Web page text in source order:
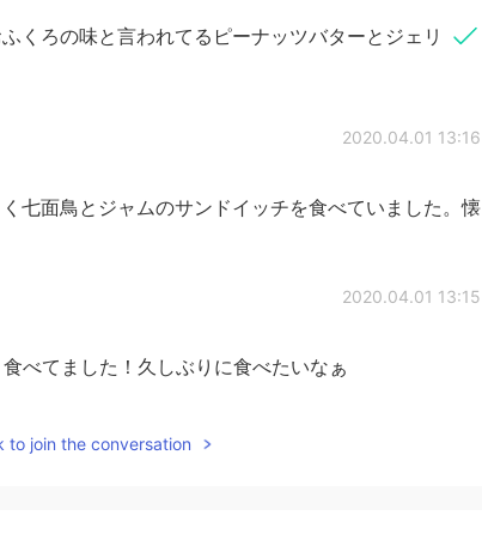
くろの味と言われてるピーナッツバターとジェリ
2020.04.01 13:16
七面鳥とジャムのサンドイッチを食べていました。懐
2020.04.01 13:15
べてました！久しぶりに食べたいなぁ
to join the conversation